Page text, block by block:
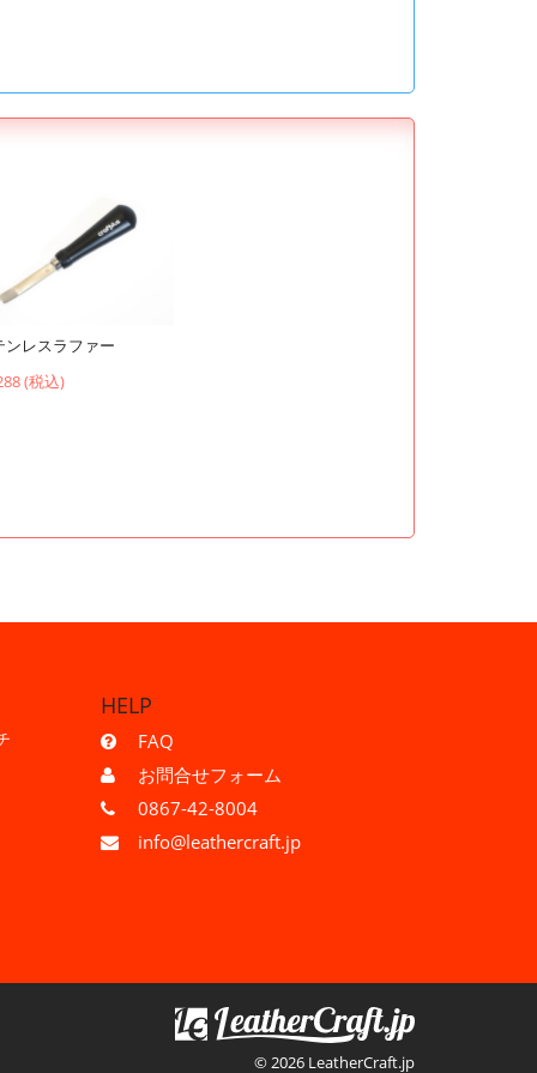
ンレスラファー
(税込)
HELP
FAQ
お問合せフォーム
0867-42-8004
info@leathercraft.jp
© 2026 LeatherCraft.jp